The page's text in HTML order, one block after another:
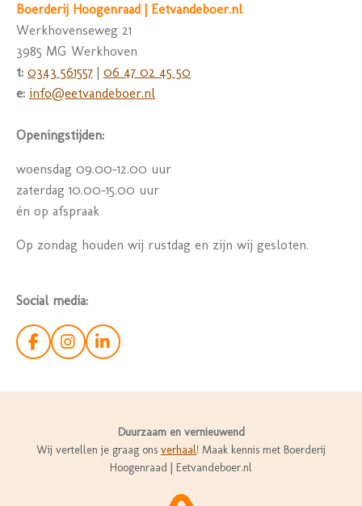
Boerderij Hoogenraad | Eetvandeboer.nl
Werkhovenseweg 21
3985 MG Werkhoven
t: 0343 561557 | 06 47 02 45 50
e: info@eetvandeboer.nl
Openingstijden:
woensdag 09.00-12.00 uur
zaterdag 10.00-15.00 uur
én op afspraak
Op zondag houden wij rustdag en zijn wij gesloten.
Social media:
F
a
e
k
I
n
t
a
L
i
k
n
Duurzaam en vernieuwend
Wij vertellen je graag ons verhaal! Maak kennis met Boerderij
Hoogenraad | Eetvandeboer.nl